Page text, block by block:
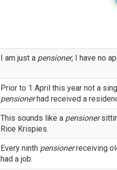
I am just a pensioner, I have no
Prior to 1 April this year not a
pensionerhad received a
This sounds like a pensioner
Rice Krispies.
Every ninth pensionerreceiving
had a job.